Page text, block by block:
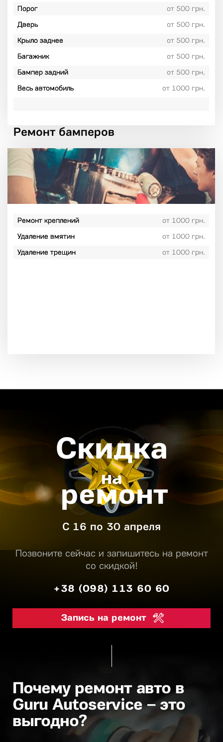
Порог
от 500 грн.
Дверь
от 500 грн.
Крыло заднее
от 500 грн.
Багажник
от 500 грн.
Бампер задний
от 500 грн.
Весь автомобиль
от 1000 грн.
Ремонт бамперов
Ремонт креплений
от 1000 грн.
Удаление вмятин
от 1000 грн.
Удаление трещин
от 1000 грн.
С 16 по 30 апреля
Скидка
на
ремонт
Позвоните сейчас и запишитесь на ремонт
со скидкой!
+38 (098) 113 60 60
Запись на ремонт
Почему ремонт авто в
Guru Autoservice – это
выгодно?